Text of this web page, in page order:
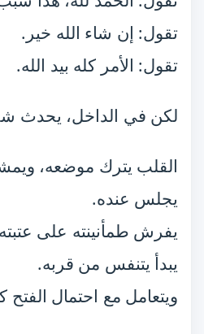
تقول: إن شاء الله خير.
تقول: الأمر كله بيد الله.
لكن في الداخل، يحدث
القلب يترك موضعه،
يجلس عنده.
يفرش طمأنينته على
يبدأ يتنفس من قربه.
ويتعامل مع احتمال الفتح